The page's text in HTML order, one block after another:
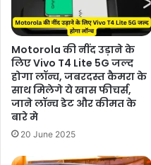
Motorola की नींद उड़ाने के
लिए Vivo T4 Lite 5G जल्द
होगा लॉन्च, जबरदस्त कैमरा के
साथ मिलेगे ये खास फीचर्स,
जाने लॉन्च डेट और कीमत के
बारे मे
20 June 2025